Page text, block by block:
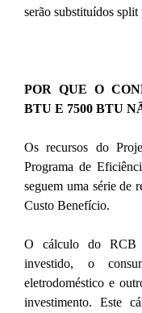
serão substituídos
POR QUE O
BTU E 7500 BTU
Os recursos do
Programa de
seguem uma série de
Custo Benefício.
O cálculo do RCB
investido, o
eletrodoméstico e
investimento. Este